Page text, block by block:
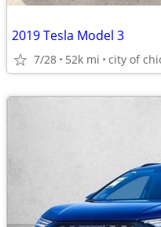
2019 Tesla Model 3
7/28 52k mi city of